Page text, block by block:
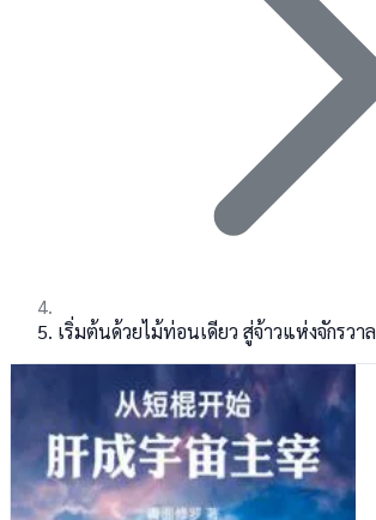
เริ่มต้นด้วยไม้ท่อนเดียว สู่จ้าวแห่งจักรวาล